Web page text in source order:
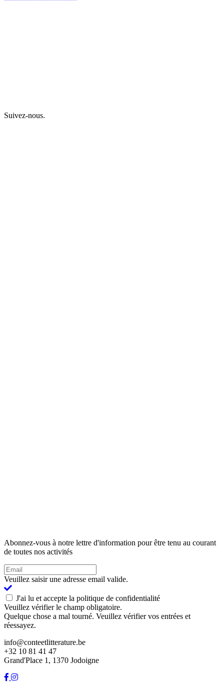
Suivez-nous.
Abonnez-vous à notre lettre d'information pour être tenu au courant
de toutes nos activités
Veuillez saisir une adresse email valide.
J'ai lu et accepte la politique de confidentialité
Veuillez vérifier le champ obligatoire.
Quelque chose a mal tourné. Veuillez vérifier vos entrées et
réessayez.
info@conteetlitterature.be
+32 10 81 41 47
Grand'Place 1, 1370 Jodoigne